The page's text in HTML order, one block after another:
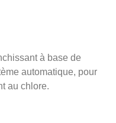
à base de
automatique, pour
au chlore.